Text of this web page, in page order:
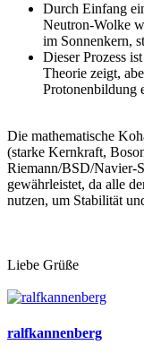
Durch Einfang
Neutron-Wolke
im Sonnenkern,
Dieser Prozess
Theorie zeigt,
Protonenbildung
Die mathematische
(starke Kernkraft,
Riemann/BSD/Navier-
gewährleistet, da alle
nutzen, um Stabilität
Liebe Grüße
ralfkannenberg